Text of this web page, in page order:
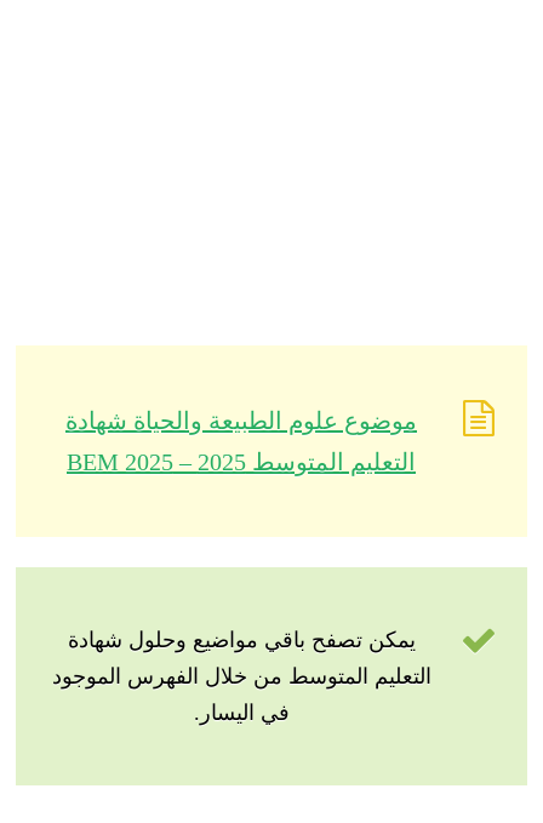
موضوع علوم الطبيعة والحياة شهادة
التعليم المتوسط 2025 – BEM 2025
يمكن تصفح باقي مواضيع وحلول شهادة
التعليم المتوسط من خلال الفهرس الموجود
في اليسار.